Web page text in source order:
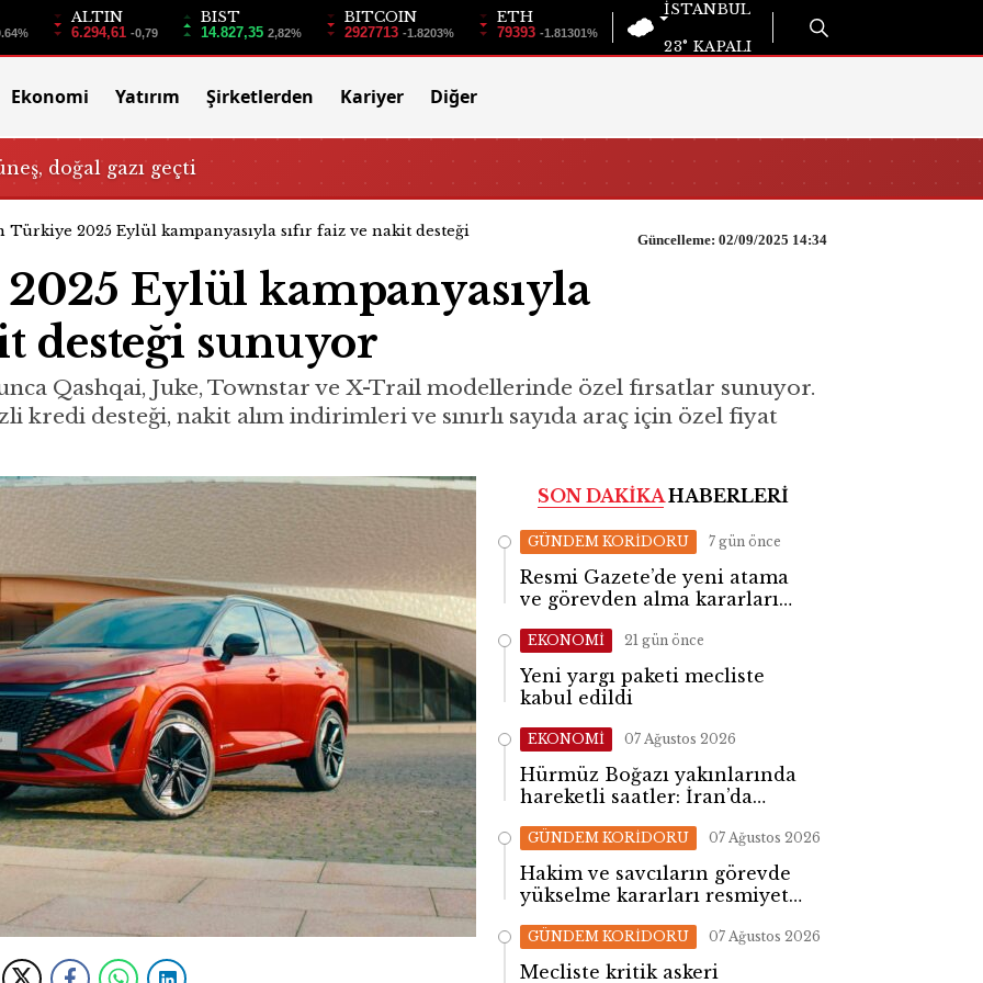
ALTIN
6.294,61 -0,79
BIST
14.827,35 2,82%
BITCOIN
2927713 -1.8203%
ETH
79393 -1.81301%
İSTANBUL
23° KAPALI
Ekonomi Yatırım Şirketlerden Kariyer Diğer
doğal gazı geçti
Türkiye 2025 Eylül kampanyasıyla sıfır faiz ve nakit desteği Güncelleme: 02/09/2025 14:34
Eylül kampanyasıyla
desteği sunuyor
Qashqai, Juke, Townstar ve X-Trail modellerinde özel fırsatlar sunuyor.
kredi desteği, nakit alım indirimleri ve sınırlı sayıda araç için özel fiyat
SON DAKİKAHABERLERİ
GÜNDEM KORİDORU 7 gün önce
Resmi Gazete’de yeni atama
ve görevden alma kararları
EKONOMİ 21 gün önce
Yeni yargı paketi mecliste
kabul edildi
EKONOMİ 07 Ağustos 2026
Hürmüz Boğazı yakınlarında
hareketli saatler: İran’da
GÜNDEM KORİDORU 07 Ağustos 2026
Hakim ve savcıların görevde
yükselme kararları resmiyet
GÜNDEM KORİDORU 07 Ağustos 2026
Mecliste kritik askeri